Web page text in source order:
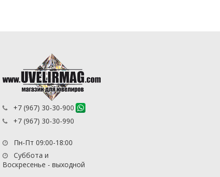
+7 (967) 30-30-900
+7 (967) 30-30-990
Пн-Пт 09:00-18:00
Суббота и
Воскресенье - выходной